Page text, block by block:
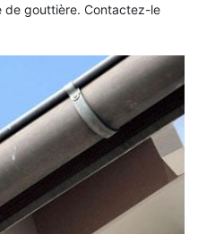
de gouttière. Contactez-le